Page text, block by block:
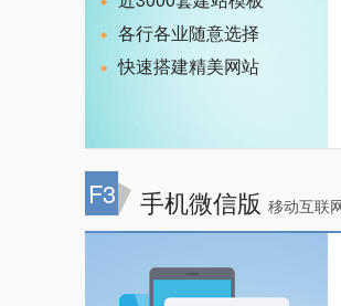
各行各业随意选择
快速搭建精美网站
F3 手机微信版 移动互联